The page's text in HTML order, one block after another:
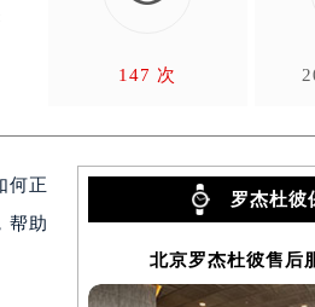
147 次
何正
帮助
罗杰杜彼
北京罗杰杜彼售后